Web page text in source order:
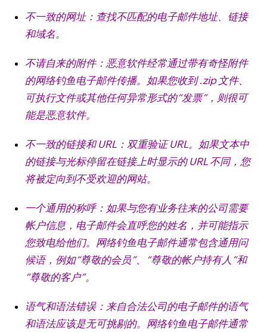
不一致的网址：查找不匹配的电子邮件地址、链接
和域名。
不请自来的附件：恶意软件经常通过带有奇怪附件
的网络钓鱼电子邮件传播。 如果您收到 .zip 文件、
可执行文件或其他任何异常形式的“发票”，则很可
能是恶意软件。
不一致的链接和 URL：双重验证 URL。 如果文本中
的链接与光标停留在链接上时显示的 URL 不同，您
将被定向到不受欢迎的网站。
一个通用的称呼：如果与您有业务往来的公司需要
帐户信息，电子邮件会直呼您的姓名，并可能指示
您致电给他们。 网络钓鱼电子邮件通常包含通用问
候语，例如“尊敬的会员”、“尊敬的帐户持有人”和
“尊敬的客户”。
语气和语法错误：来自合法公司的电子邮件的语气
和语法应该是无可挑剔的。 网络钓鱼电子邮件通常